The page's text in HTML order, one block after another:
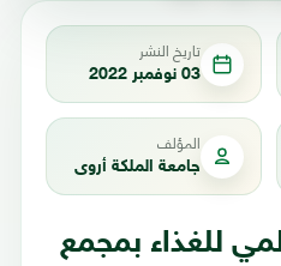
تاريخ النشر
03 نوفمبر 2022
المؤلف
جامعة الملكة أروى
للغذاء بمجمع